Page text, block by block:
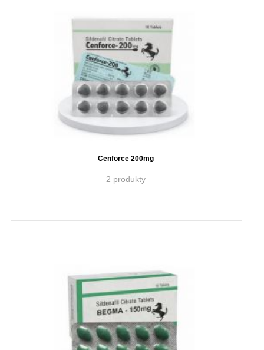
Cenforce 200mg
2 produkty